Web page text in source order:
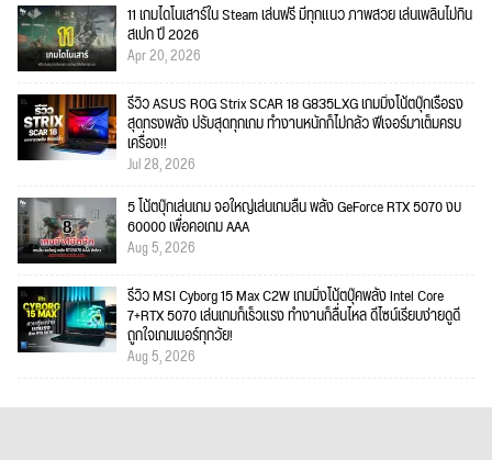
11 เกมไดโนเสาร์ใน Steam เล่นฟรี มีทุกแนว ภาพสวย เล่นเพลินไม่กิน
สเปก ปี 2026
Apr 20, 2026
รีวิว ASUS ROG Strix SCAR 18 G835LXG เกมมิ่งโน้ตบุ๊กเรือธง
สุดทรงพลัง ปรับสุดทุกเกม ทำงานหนักก็ไม่กลัว ฟีเจอร์มาเต็มครบ
เครื่อง!!
Jul 28, 2026
5 โน้ตบุ๊กเล่นเกม จอใหญ่เล่นเกมลื่น พลัง GeForce RTX 5070 งบ
60000 เพื่อคอเกม AAA
Aug 5, 2026
รีวิว MSI Cyborg 15 Max C2W เกมมิ่งโน้ตบุ๊คพลัง Intel Core
7+RTX 5070 เล่นเกมก็เร็วแรง ทำงานก็ลื่นไหล ดีไซน์เรียบง่ายดูดี
ถูกใจเกมเมอร์ทุกวัย!
Aug 5, 2026